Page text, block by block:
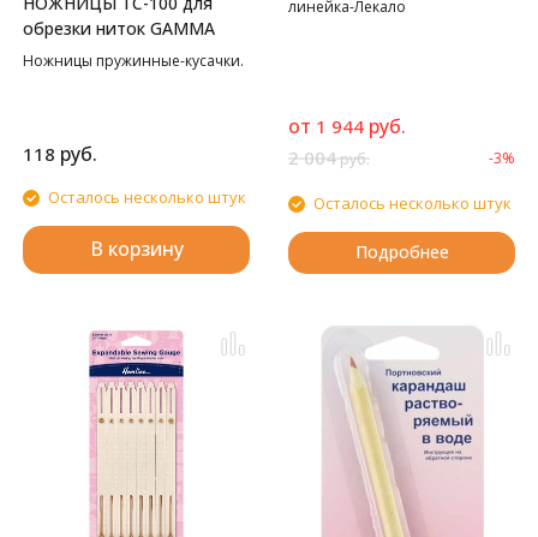
обрезки ниток GAMMA
Ножницы пружинные-кусачки.
118 руб.
Осталось несколько штук
В корзину
линейка-Лекало
от 1 944 руб.
2 004руб. -3%
Осталось несколько штук
Подробнее